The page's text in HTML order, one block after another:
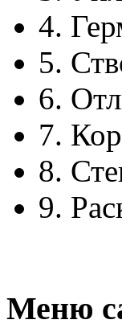
4.
5.
6.
7.
8.
9.
Меню